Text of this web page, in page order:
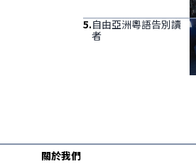
5.自由亞洲粵語告別讀
者
關於我們